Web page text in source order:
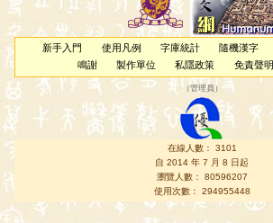
新手入門 使用凡例 字庫統計 隨機漢字
鳴謝
製作單位 私隱政策 免責聲明
（管理員 ）
在線人數： 3101
自 2014 年 7 月 8 日起
瀏覽人數： 80596207
使用次數： 294955448